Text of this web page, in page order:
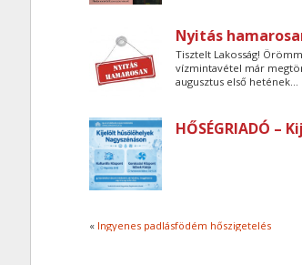
Nyitás
Tisztelt Lakosság!
vízmintavétel már
augusztus első hetének...
HŐSÉGRIADÓ –
« Ingyenes padlásfödém hőszigetelés